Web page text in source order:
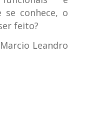
se conhece, o
feito?
Leandro